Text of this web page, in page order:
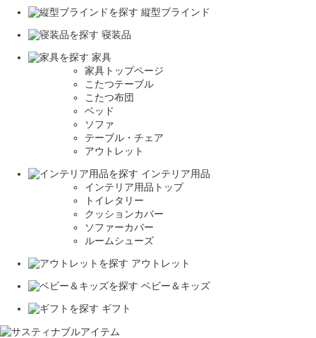
縦型ブラインド
寝装品
家具
家具トップページ
こたつテーブル
こたつ布団
ベッド
ソファ
テーブル・チェア
アウトレット
インテリア用品
インテリア用品トップ
トイレタリー
クッションカバー
ソファーカバー
ルームシューズ
アウトレット
ベビー＆キッズ
ギフト